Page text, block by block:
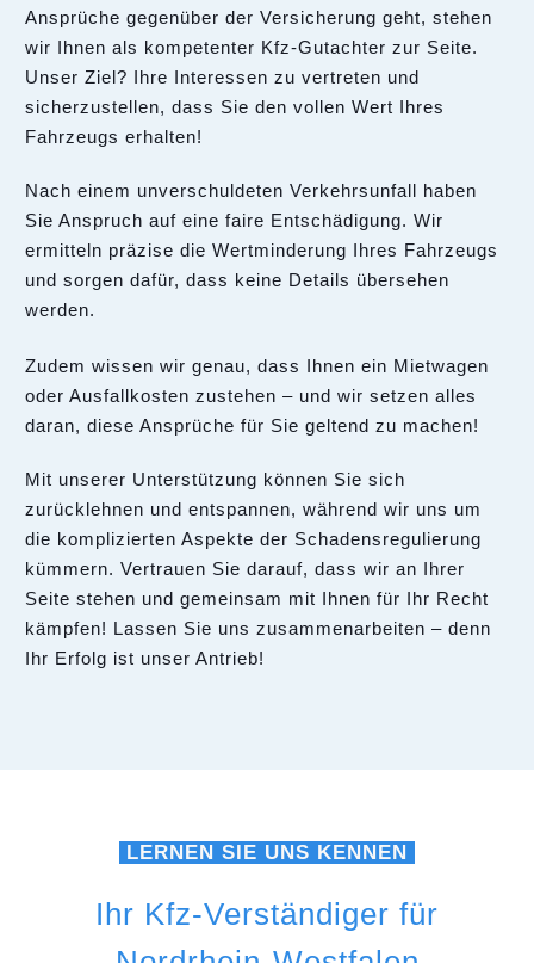
Ansprüche gegenüber der Versicherung geht, stehen
wir Ihnen als kompetenter Kfz-Gutachter zur Seite.
Unser Ziel? Ihre Interessen zu vertreten und
sicherzustellen, dass Sie den vollen Wert Ihres
Fahrzeugs erhalten!
Nach einem unverschuldeten Verkehrsunfall haben
Sie Anspruch auf eine faire Entschädigung. Wir
ermitteln präzise die Wertminderung Ihres Fahrzeugs
und sorgen dafür, dass keine Details übersehen
werden.
Zudem wissen wir genau, dass Ihnen ein Mietwagen
oder Ausfallkosten zustehen – und wir setzen alles
daran, diese Ansprüche für Sie geltend zu machen!
Mit unserer Unterstützung können Sie sich
zurücklehnen und entspannen, während wir uns um
die komplizierten Aspekte der Schadensregulierung
kümmern. Vertrauen Sie darauf, dass wir an Ihrer
Seite stehen und gemeinsam mit Ihnen für Ihr Recht
kämpfen! Lassen Sie uns zusammenarbeiten – denn
Ihr Erfolg ist unser Antrieb!
LERNEN SIE UNS KENNEN
Ihr Kfz-Verständiger für